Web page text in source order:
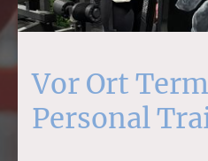
Vor Ort
Personal